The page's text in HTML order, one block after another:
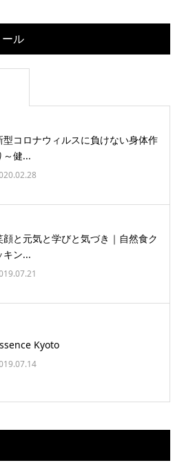
ル
型コロナウィルスに負けない身体作
～健...
顔と元気と学びと気づき｜自然食ク
キン...
Kyoto